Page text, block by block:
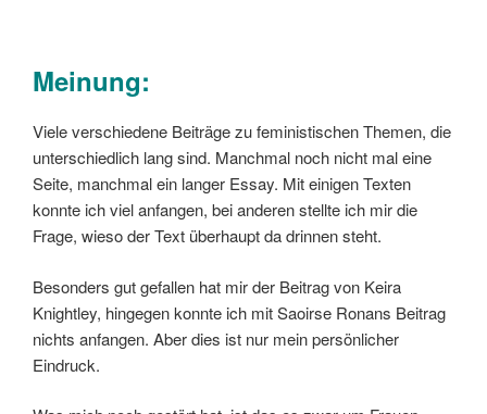
Meinung:
Viele verschiedene Beiträge zu feministischen Themen, die
unterschiedlich lang sind. Manchmal noch nicht mal eine
Seite, manchmal ein langer Essay. Mit einigen Texten
konnte ich viel anfangen, bei anderen stellte ich mir die
Frage, wieso der Text überhaupt da drinnen steht.
Besonders gut gefallen hat mir der Beitrag von Keira
Knightley, hingegen konnte ich mit Saoirse Ronans Beitrag
nichts anfangen. Aber dies ist nur mein persönlicher
Eindruck.